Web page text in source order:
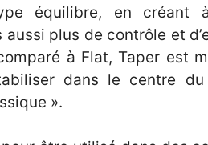
équilibre, en
plus de contrôle et
à Flat, Taper est
dans le centre
».